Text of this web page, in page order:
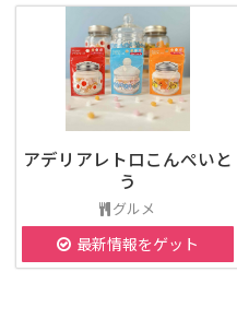
アデリアレトロこんぺいと
う
グルメ
最新情報をゲット